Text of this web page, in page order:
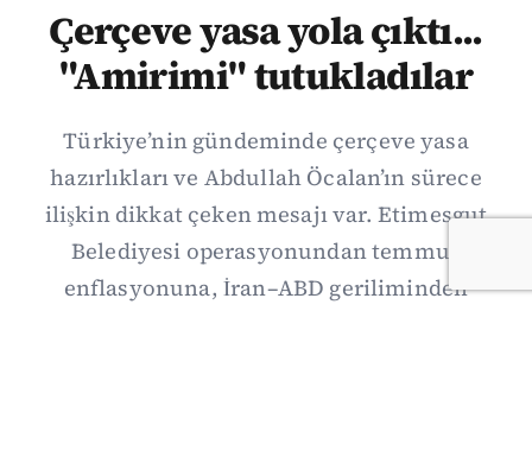
Çerçeve yasa yola çıktı...
"Amirimi" tutukladılar
Türkiye’nin gündeminde çerçeve yasa
hazırlıkları ve Abdullah Öcalan’ın sürece
ilişkin dikkat çeken mesajı var. Etimesgut
Belediyesi operasyonundan temmuz
enflasyonuna, İran–ABD geriliminden